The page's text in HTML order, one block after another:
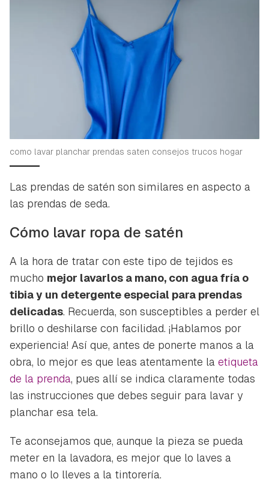
como lavar planchar prendas saten consejos trucos hogar
Las prendas de satén son similares en aspecto a
las prendas de seda.
Cómo lavar ropa de satén
A la hora de tratar con este tipo de tejidos es
mucho mejor lavarlos a mano, con agua fría o
tibia y un detergente especial para prendas
delicadas. Recuerda, son susceptibles a perder el
brillo o deshilarse con facilidad. ¡Hablamos por
experiencia! Así que, antes de ponerte manos a la
obra, lo mejor es que leas atentamente la etiqueta
de la prenda, pues allí se indica claramente todas
las instrucciones que debes seguir para lavar y
planchar esa tela.
Te aconsejamos que, aunque la pieza se pueda
meter en la lavadora, es mejor que lo laves a
mano o lo lleves a la tintorería.